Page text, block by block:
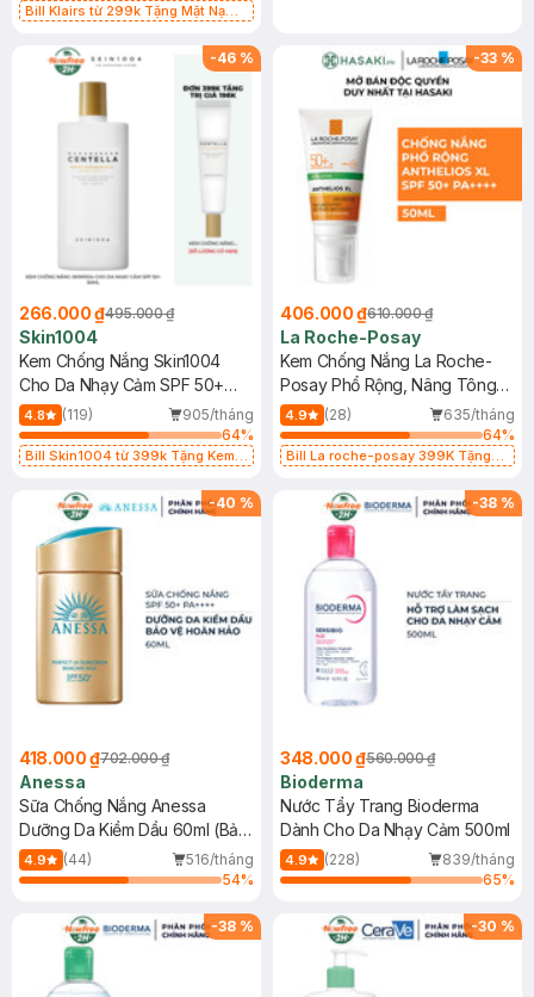
Bill Klairs từ 299k Tặng Mặt Nạ
25ml (SL Có Hạn)
-46 %
266.000 ₫495.000 ₫
Skin1004
Kem Chống Nắng Skin1004
Cho Da Nhạy Cảm SPF 50+
50ml
4.8 (119)
905/tháng
64%
Bill Skin1004 từ 399k Tặng Kem
SPF 50+ 20ml (SL Có Hạn)
-33 %
406.000 ₫610.000 ₫
La Roche-Posay
Kem Chống Nắng La Roche-
Posay Phổ Rộng, Nâng Tông
Kiềm Dầu 50ml
4.9 (28)
635/tháng
64%
Bill La roche-posay 399K Tặng
(SL có hạn)
-40 %
418.000 ₫702.000 ₫
Anessa
Sữa Chống Nắng Anessa
Dưỡng Da Kiềm Dầu 60ml (Bản
Mới)
4.9 (44)
516/tháng
54%
-38 %
348.000 ₫560.000 ₫
Bioderma
Nước Tẩy Trang Bioderma
Dành Cho Da Nhạy Cảm 500ml
4.9 (228)
839/tháng
65%
-38 % -30 %